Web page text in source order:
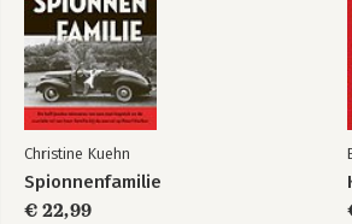
Christine Kuehn
Spionnenfamilie
€ 22,99